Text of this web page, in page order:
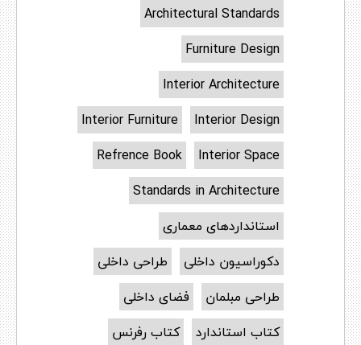
Architectural Standards
Furniture Design
Interior Architecture
Interior Design
Interior Furniture
Interior Space
Refrence Book
Standards in Architecture
استانداردهای معماری
دکوراسیون داخلی
طراحی داخلی
طراحی مبلمان
فضای داخلی
کتاب استاندارد
کتاب رفرنس